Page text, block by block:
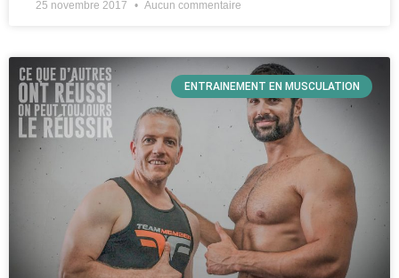
25 novembre 2017 Aucun commentaire
ENTRAINEMENT EN MUSCULATION